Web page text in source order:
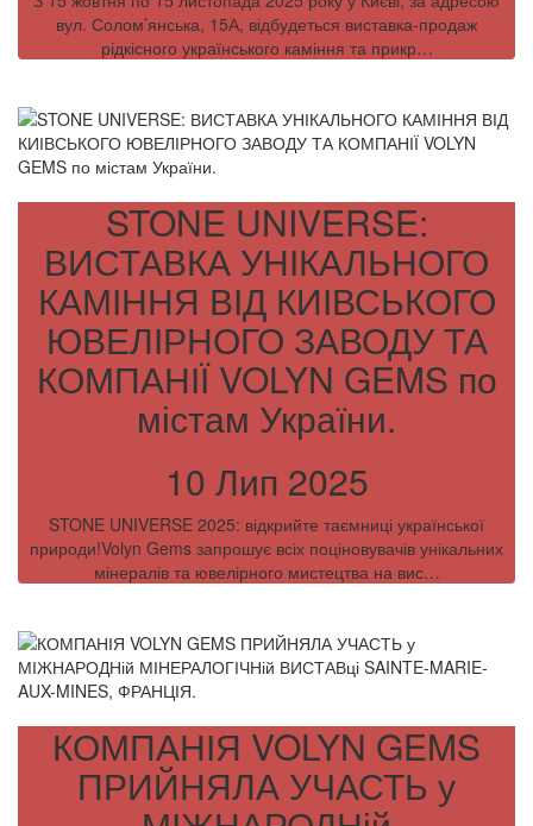
вул. Солом’янська, 15А, відбудеться виставка-продаж
рідкісного українського каміння та прикр…
STONE UNIVERSE:
ВИСТАВКА УНІКАЛЬНОГО
КАМІННЯ ВІД КИІВСЬКОГО
ЮВЕЛІРНОГО ЗАВОДУ ТА
КОМПАНІЇ VOLYN GEMS по
містам України.
10 Лип 2025
STONE UNIVERSE 2025: відкрийте таємниці української
природи!Volyn Gems запрошує всіх поціновувачів унікальних
мінералів та ювелірного мистецтва на вис…
КОМПАНІЯ VOLYN GEMS
ПРИЙНЯЛА УЧАСТЬ у